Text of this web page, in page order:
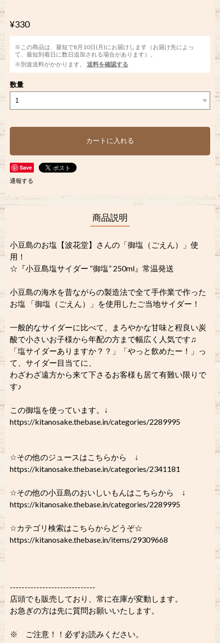
¥330
※この商品は、最短で8月10日(月)にお届けします（お届け先によっ
て、最短到着日に数日追加される場合があります）。
※別途送料がかかります。
送料を確認する
数量
カートに入れる
Save
通報する
商品説明
小豆島のお塩【波花堂】さんの「御塩（ごえん）」使
用！
☆『小豆島塩サイダー “御塩” 250ml』常温発送
小豆島の海水を昔ながらの製造法で全て手作業で作った
お塩 「御塩（ごえん）」を使用したご当地サイダー！
一般的なサイダーに比べて、まろやかな甘味と程良い炭
酸で小さいお子様から年配の方まで幅広く人気です♫
「塩サイダーありますか？？」「やっと飲めたー！」っ
て、サイダー目当てに、
わざわざ遠方から来て下さるお客様も居て有難い限りで
す♪
この御塩を使っています。↓
https://kitanosake.thebase.in/categories/2289995
☆その他のジュースはこちらから ↓
https://kitanosake.thebase.in/categories/2341181
☆その他の小豆島のおいしいもんはこちらから ↓
https://kitanosake.thebase.in/categories/2289995
☆カテゴリ検索はこちらからどうぞ☆
https://kitanosake.thebase.in/items/29309668
-----------------------------
店頭でも販売しており、常に在庫が変動します。
お急ぎの方は先に質問お願いいたします。
※ ご注意！！必ずお読みください。